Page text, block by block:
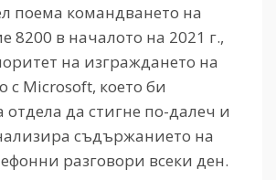
поема командването на
8200 в началото на 2021 г.,
на изграждането на
с Microsoft, което би
отдела да стигне по-далеч и
съдържанието на
разговори всеки ден.